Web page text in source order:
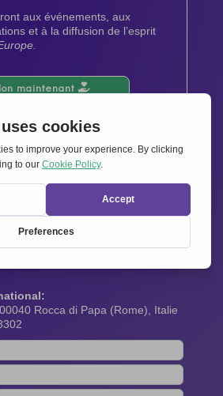
aux événements, aux
et à la diffusion de l’esprit
maintenant
toutes les dernières nouvelles
maintenant
Rocca di Papa (Rome), Italie